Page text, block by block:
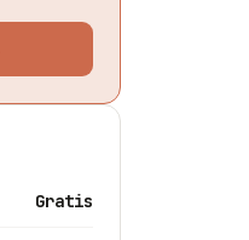
Gratis